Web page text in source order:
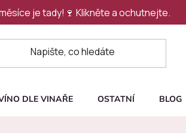
je tady!🍷 Klikněte a ochutnejte.
DLE VINAŘE OSTATNÍ BLOG